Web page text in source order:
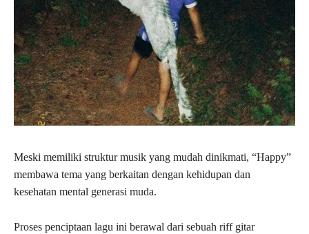
Meski memiliki struktur musik yang mudah dinikmati, “Happy”
membawa tema yang berkaitan dengan kehidupan dan
kesehatan mental generasi muda.
Proses penciptaan lagu ini berawal dari sebuah riff gitar